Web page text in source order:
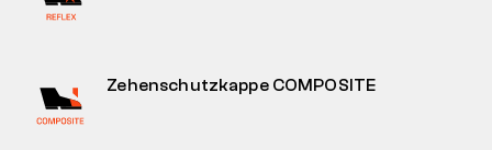
Zehenschutzkappe COMPOSITE